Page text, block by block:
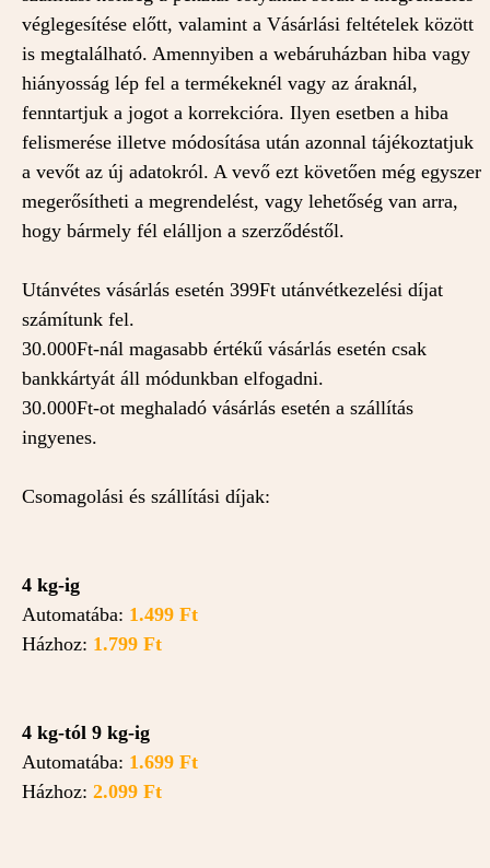
véglegesítése előtt, valamint a Vásárlási feltételek között
is megtalálható. Amennyiben a webáruházban hiba vagy
hiányosság lép fel a termékeknél vagy az áraknál,
fenntartjuk a jogot a korrekcióra. Ilyen esetben a hiba
felismerése illetve módosítása után azonnal tájékoztatjuk
a vevőt az új adatokról. A vevő ezt követően még egyszer
megerősítheti a megrendelést, vagy lehetőség van arra,
hogy bármely fél elálljon a szerződéstől.
Utánvétes vásárlás esetén 399Ft utánvétkezelési díjat
számítunk fel.
30.000Ft-nál magasabb értékű vásárlás esetén csak
bankkártyát áll módunkban elfogadni.
30.000Ft-ot meghaladó vásárlás esetén a szállítás
ingyenes.
Csomagolási és szállítási díjak:
4 kg-ig
Automatába: 1.499 Ft
Házhoz: 1.799 Ft
4 kg-tól 9 kg-ig
Automatába: 1.699 Ft
Házhoz: 2.099 Ft